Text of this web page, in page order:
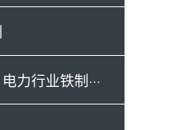
力行业铁制···